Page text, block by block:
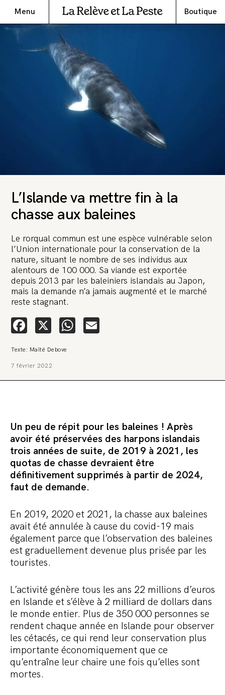
Menu Boutique
L’Islande va mettre fin à la
chasse aux baleines
Le rorqual commun est une espèce vulnérable selon
l’Union internationale pour la conservation de la
nature, situant le nombre de ses individus aux
alentours de 100 000. Sa viande est exportée
depuis 2013 par les baleiniers islandais au Japon,
mais la demande n’a jamais augmenté et le marché
reste stagnant.
Facebook
X WhatsApp
Texte: Maïté Debove
7 février 2022
Un peu de répit pour les baleines ! Après
avoir été préservées des harpons islandais
trois années de suite, de 2019 à 2021, les
quotas de chasse devraient être
définitivement supprimés à partir de 2024,
faut de demande.
En 2019, 2020 et 2021, la chasse aux baleines
avait été annulée à cause du covid-19 mais
également parce que l’observation des baleines
est graduellement devenue plus prisée par les
touristes.
L’activité génère tous les ans 22 millions d’euros
en Islande et s’élève à 2 milliard de dollars dans
le monde entier. Plus de 350 000 personnes se
rendent chaque année en Islande pour observer
les cétacés, ce qui rend leur conservation plus
importante économiquement que ce
qu’entraîne leur chaire une fois qu’elles sont
mortes.